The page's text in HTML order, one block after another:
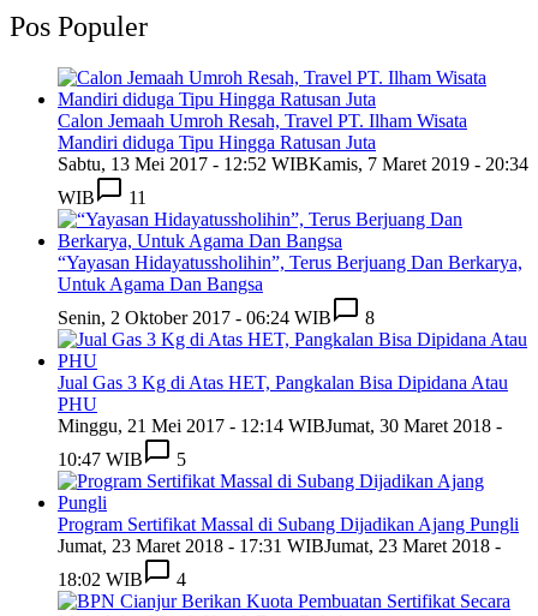
Pos Populer
Calon Jemaah Umroh Resah, Travel PT. Ilham Wisata
Mandiri diduga Tipu Hingga Ratusan Juta
Sabtu, 13 Mei 2017 - 12:52 WIBKamis, 7 Maret 2019 - 20:34
WIB
11
“Yayasan Hidayatussholihin”, Terus Berjuang Dan Berkarya,
Untuk Agama Dan Bangsa
Senin, 2 Oktober 2017 - 06:24 WIB
8
Jual Gas 3 Kg di Atas HET, Pangkalan Bisa Dipidana Atau
PHU
Minggu, 21 Mei 2017 - 12:14 WIBJumat, 30 Maret 2018 -
10:47 WIB
5
Program Sertifikat Massal di Subang Dijadikan Ajang Pungli
Jumat, 23 Maret 2018 - 17:31 WIBJumat, 23 Maret 2018 -
18:02 WIB
4